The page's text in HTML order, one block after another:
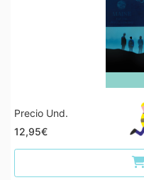
Precio Und.
12,95€